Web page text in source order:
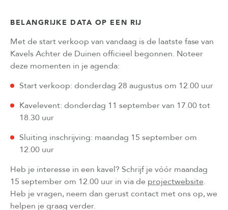
BELANGRIJKE DATA OP EEN RIJ
Met de start verkoop van vandaag is de laatste fase van
Kavels Achter de Duinen officieel begonnen. Noteer
deze momenten in je agenda:
Start verkoop: donderdag 28 augustus om 12.00 uur
Kavelevent: donderdag 11 september van 17.00 tot
18.30 uur
Sluiting inschrijving: maandag 15 september om
12.00 uur
Heb je interesse in een kavel? Schrijf je vóór maandag
15 september om 12.00 uur in via de projectwebsite.
Heb je vragen, neem dan gerust contact met ons op, we
helpen je graag verder.